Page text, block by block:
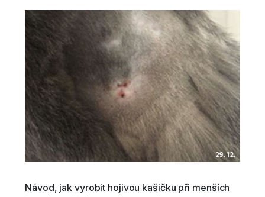
Návod, jak vyrobit hojivou kašičku při menších